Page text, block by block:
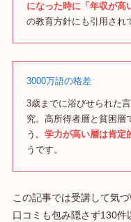
になった時に「年収が高
の教育方針にも引用され
3000万語の格差
3歳までに浴びせられた
究。高所得者層と貧困層
う。 学力が高い層は肯定
うです。
この記事では受講して気づ
口コミも包み隠さず130件